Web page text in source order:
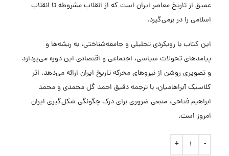
عمیق از تاریخ معاصر ایران است که از انقلاب مشروطه تا انقلاب
اسلامی را در برمی‌گیرد.
این کتاب با رویکردی تحلیلی و جامعه‌شناختی، به ریشه‌ها و
پیامدهای تحولات سیاسی، اجتماعی و اقتصادی این دوره می‌پردازد
و تصویری روشن از نیروهای محرکه تاریخ ایران ارائه می‌دهد. اثر
کلاسیک آبراهامیان، با ترجمه دقیق احمد گل محمدی و محمد
ابراهیم فتاحی، منبعی ضروری برای درک چگونگی شکل‌گیری ایران
امروز است.